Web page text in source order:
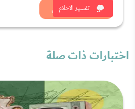
تفسير الاحلام
شاهد الان
اختبارات ذات صلة